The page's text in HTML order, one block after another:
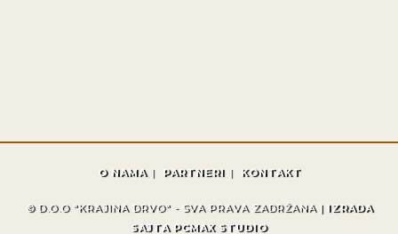
O NAMA PARTNERI KONTAKT
© D.O.O "KRAJINA DRVO" - SVA PRAVA ZADRŽANA | IZRADA
SAJTA PCMAX STUDIO